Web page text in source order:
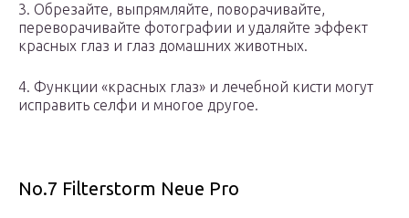
3. Обрезайте, выпрямляйте, поворачивайте,
переворачивайте фотографии и удаляйте эффект
красных глаз и глаз домашних животных.
4. Функции «красных глаз» и лечебной кисти могут
исправить селфи и многое другое.
No.7 Filterstorm Neue Pro